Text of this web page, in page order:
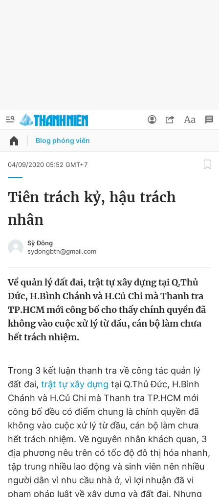
QUẢNG CÁO ĐẶT BÁO
Chào ngày mới
Tin thị trường Tin 360
Video Magazine
Tiện ích Bạn cần biết
Thông tin tòa soạn Liên hệ quảng cáo
Đọc Thanh Niên trên điện thoại
Đổi mật khẩu
Tin đã lưu
Tin đã xem
Blog phóng viên
04/09/2020 05:52 GMT+7
Tiên trách kỷ, hậu trách
nhân
Sỹ Đông
sydongbtn@gmail.com
Về quản lý đất đai, trật tự xây dựng tại Q.Thủ
Đức, H.Bình Chánh và H.Củ Chi mà Thanh tra
TP.HCM mới công bố cho thấy chính quyền đã
không vào cuộc xử lý từ đầu, cán bộ làm chưa
hết trách nhiệm.
Trong 3 kết luận thanh tra về công tác quản lý
đất đai, trật tự xây dựng tại Q.Thủ Đức, H.Bình
Chánh và H.Củ Chi mà Thanh tra TP.HCM mới
công bố đều có điểm chung là chính quyền đã
không vào cuộc xử lý từ đầu, cán bộ làm chưa
hết trách nhiệm. Về nguyên nhân khách quan, 3
địa phương nêu trên có tốc độ đô thị hóa nhanh,
tập trung nhiều lao động và sinh viên nên nhiều
người dân vì nhu cầu nhà ở, vì lợi nhuận đã vi
phạm pháp luật về xây dựng và đất đai. Nhưng